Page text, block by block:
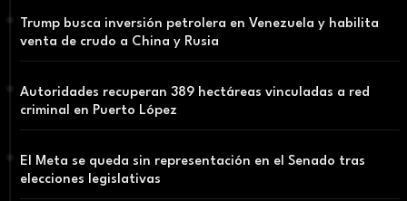
Trump busca inversión petrolera en Venezuela y habilita
venta de crudo a China y Rusia
Autoridades recuperan 389 hectáreas vinculadas a red
criminal en Puerto López
El Meta se queda sin representación en el Senado tras
elecciones legislativas